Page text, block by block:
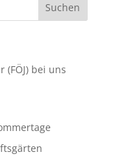
(FÖJ) bei uns